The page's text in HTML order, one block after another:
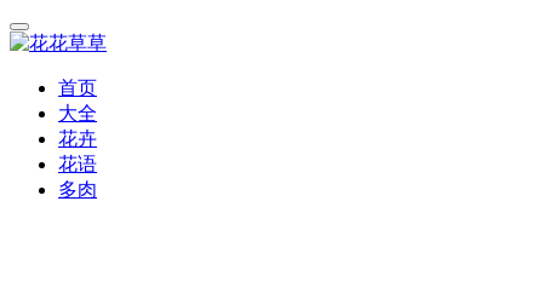
首页
大全
花卉
花语
多肉